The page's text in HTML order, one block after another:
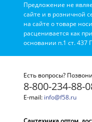
Предложение не
сайте и в розничной
на сайте о товаре
расценивается как
основании п.1 ст. 437
Есть вопросы?
8-800-234-88-
E-mail: info@f58.ru